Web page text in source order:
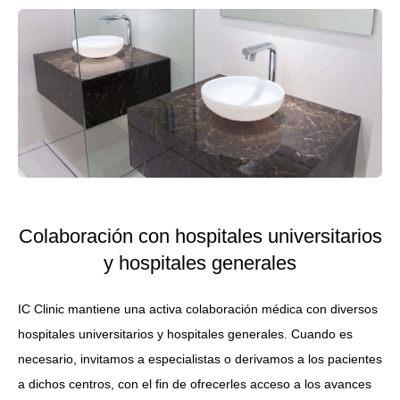
Colaboración con hospitales universitarios
y hospitales generales
IC Clinic mantiene una activa colaboración médica con diversos
hospitales universitarios y hospitales generales. Cuando es
necesario, invitamos a especialistas o derivamos a los pacientes
a dichos centros, con el fin de ofrecerles acceso a los avances